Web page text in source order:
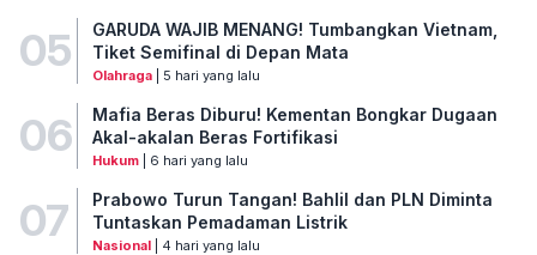
05
GARUDA WAJIB MENANG! Tumbangkan Vietnam,
Tiket Semifinal di Depan Mata
Olahraga| 5 hari yang lalu
06
Mafia Beras Diburu! Kementan Bongkar Dugaan
Akal-akalan Beras Fortifikasi
Hukum| 6 hari yang lalu
07
Prabowo Turun Tangan! Bahlil dan PLN Diminta
Tuntaskan Pemadaman Listrik
Nasional| 4 hari yang lalu